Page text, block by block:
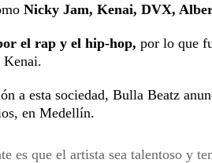
Nicky Jam, Kenai, DVX,
el rap y el hip-hop, por lo que
Kenai.
a esta sociedad, Bulla Beatz
en Medellín.
es que el artista sea talentoso y